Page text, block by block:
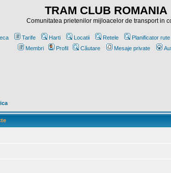
TRAM CLUB ROMANIA
Comunitatea prietenilor mijloacelor de transport in
Tarife Harti Locatii Retele Planificator rute
Membri
Profil Căutare Mesaje private